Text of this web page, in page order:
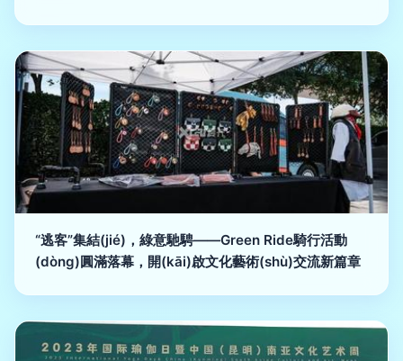
“逃客”集結(jié)，綠意馳騁——Green Ride騎行活動
(dòng)圓滿落幕，開(kāi)啟文化藝術(shù)交流新篇章